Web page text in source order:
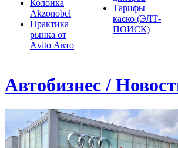
Колонка
Akzonobel
Практика
рынка от
Аvito Авто
Тарифы
каско (ЭЛТ-
ПОИСК)
Автобизнес /